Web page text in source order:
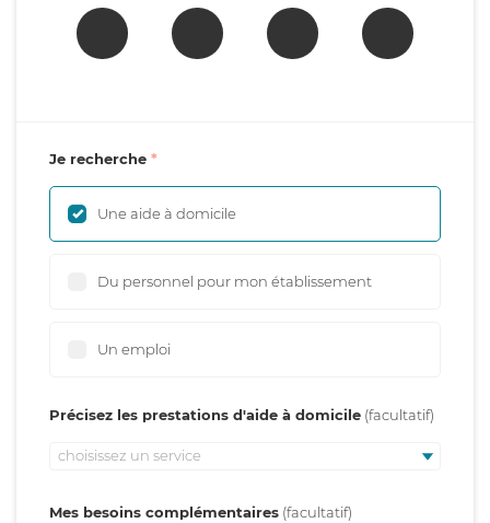
Je recherche
Une aide à domicile
Du personnel pour mon établissement
Un emploi
Précisez les prestations d'aide à domicile
choisissez un service
Mes besoins complémentaires